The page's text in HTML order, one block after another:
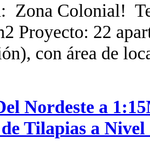
Zona Colonial!
Proyecto: 22
con área de
Nordeste a
Tilapias a